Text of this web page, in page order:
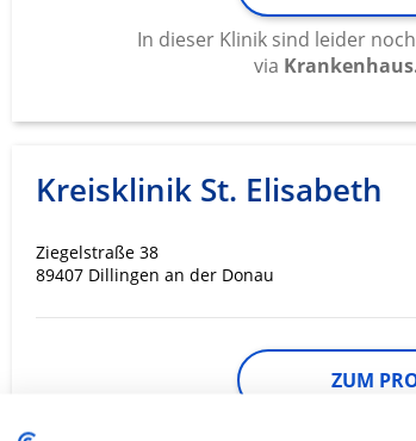
In dieser Klinik sind leider
via
Kreisklinik St. Elisabeth
Ziegelstraße 38
89407 Dillingen an der Donau
ZUM